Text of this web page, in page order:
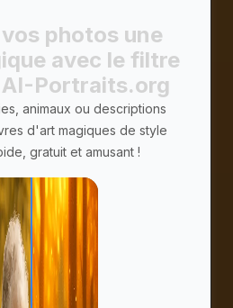
photos une
avec le filtre
AI-Portraits.org
animaux ou descriptions
d'art magiques de style
gratuit et amusant !